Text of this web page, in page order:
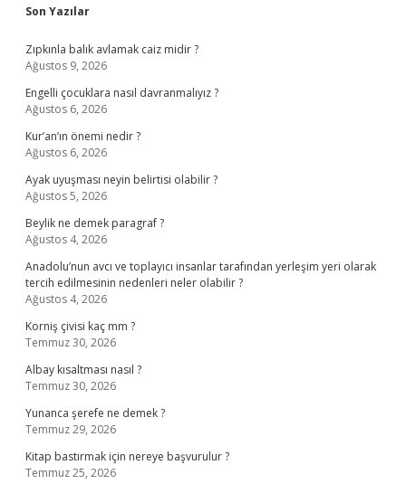
Sidebar
Son Yazılar
Zıpkınla balık avlamak caiz midir ?
Ağustos 9, 2026
Engelli çocuklara nasıl davranmalıyız ?
Ağustos 6, 2026
Kur’an’ın önemi nedir ?
Ağustos 6, 2026
Ayak uyuşması neyin belirtisi olabilir ?
Ağustos 5, 2026
Beylik ne demek paragraf ?
Ağustos 4, 2026
Anadolu’nun avcı ve toplayıcı insanlar tarafından yerleşim yeri olarak
tercih edilmesinin nedenleri neler olabilir ?
Ağustos 4, 2026
Korniş çivisi kaç mm ?
Temmuz 30, 2026
Albay kısaltması nasıl ?
Temmuz 30, 2026
Yunanca şerefe ne demek ?
Temmuz 29, 2026
Kitap bastırmak için nereye başvurulur ?
Temmuz 25, 2026